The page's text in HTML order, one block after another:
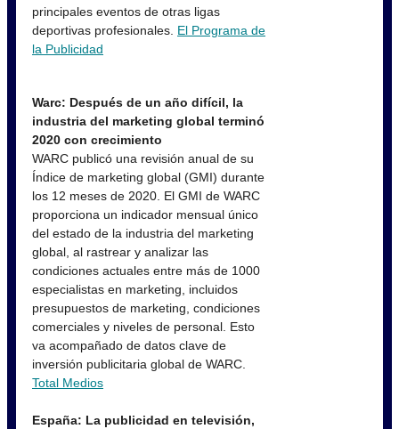
principales eventos de otras ligas
deportivas profesionales. El Programa de
la Publicidad
Warc: Después de un año difícil, la
industria del marketing global terminó
2020 con crecimiento
WARC publicó una revisión anual de su
Índice de marketing global (GMI) durante
los 12 meses de 2020. El GMI de WARC
proporciona un indicador mensual único
del estado de la industria del marketing
global, al rastrear y analizar las
condiciones actuales entre más de 1000
especialistas en marketing, incluidos
presupuestos de marketing, condiciones
comerciales y niveles de personal. Esto
va acompañado de datos clave de
inversión publicitaria global de WARC.
Total Medios
España: La publicidad en televisión,